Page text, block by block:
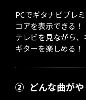
PCでギタナビプレ
コアを表示できる！
テレビを見ながら
ギターを楽しめる！
② どんな曲が